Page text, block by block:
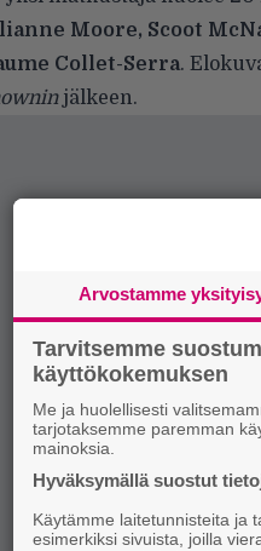
Moore, Scoot
Collet-Serra.
jälkeen.
Arvostamme
Tarvitsemme
käyttökokemuksen
Me ja huolellisesti
tarjotaksemme paremman
mainoksia.
Hyväksymällä suostut
Käytämme laitetunnisteita ja
esimerkiksi sivuista, joilla